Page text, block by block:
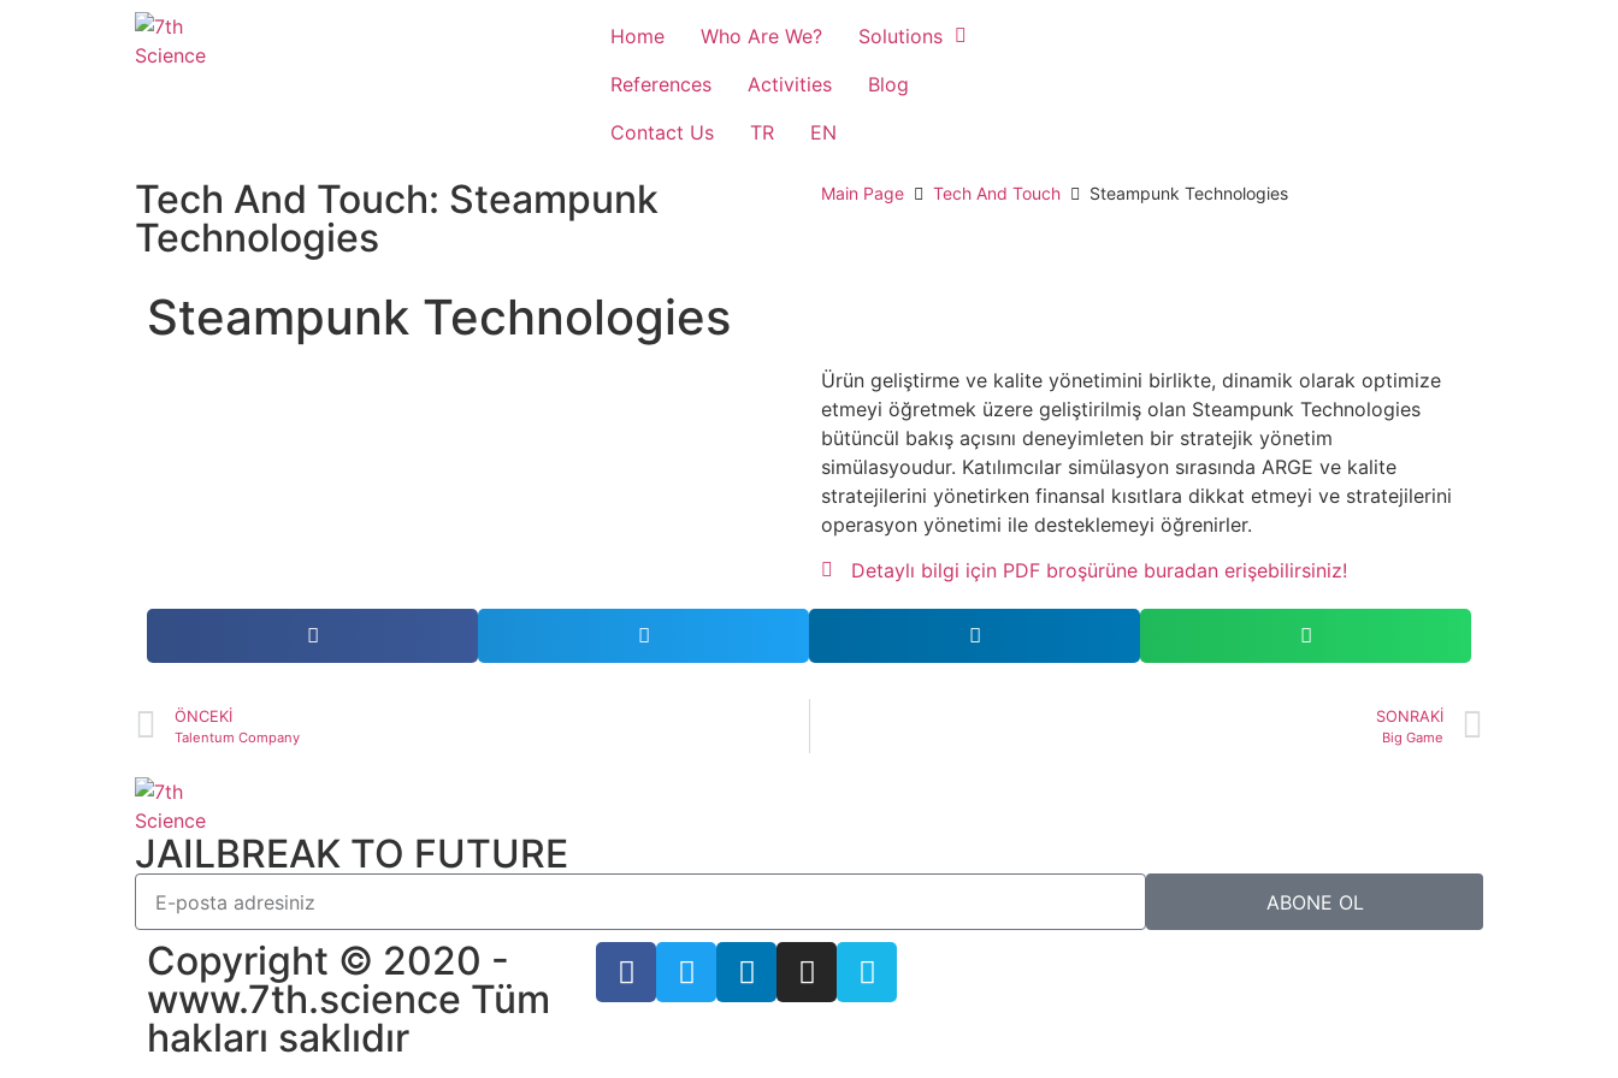
Home Who Are We?
Solutions
References
Activities
Blog
Contact Us
TR EN
Tech And Touch: Steampunk
Technologies
Main Page Tech And Touch Steampunk Technologies
Steampunk Technologies
Ürün geliştirme ve kalite yönetimini birlikte, dinamik olarak optimize
etmeyi öğretmek üzere geliştirilmiş olan Steampunk Technologies
bütüncül bakış açısını deneyimleten bir stratejik yönetim
simülasyoudur. Katılımcılar simülasyon sırasında ARGE ve kalite
stratejilerini yönetirken finansal kısıtlara dikkat etmeyi ve stratejilerini
operasyon yönetimi ile desteklemeyi öğrenirler.
Detaylı bilgi için PDF broşürüne buradan erişebilirsiniz!
ÖNCEKİ
Talentum Company
SONRAKİ
Big Game
JAILBREAK TO FUTURE
ABONE OL
Copyright © 2020 -
www.7th.science Tüm
hakları saklıdır